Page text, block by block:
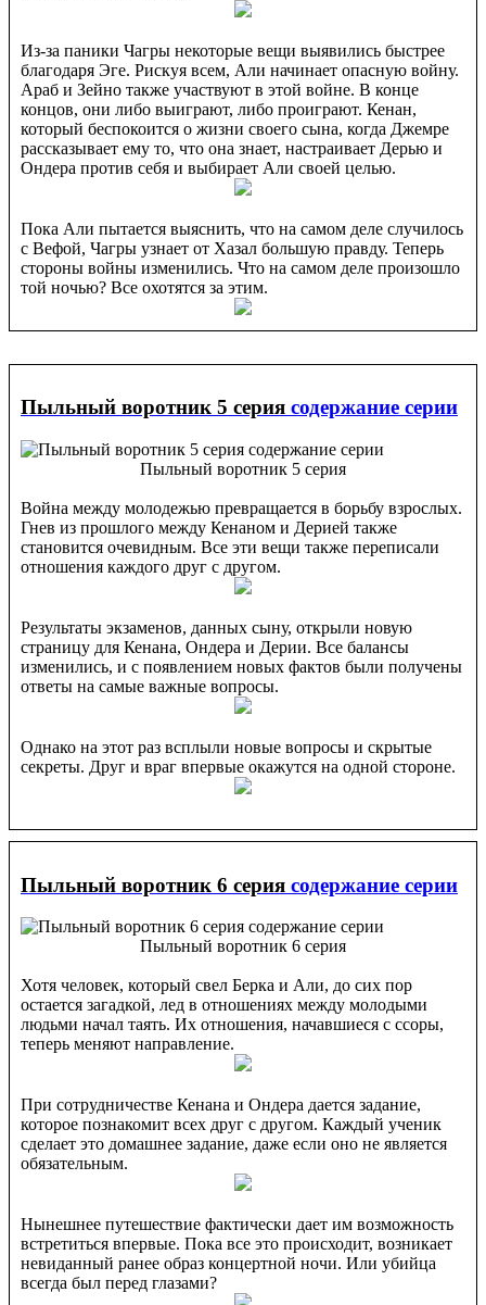
Из-за паники Чагры некоторые вещи выявились быстрее
благодаря Эге. Рискуя всем, Али начинает опасную войну.
Араб и Зейно также участвуют в этой войне. В конце
концов, они либо выиграют, либо проиграют. Кенан,
который беспокоится о жизни своего сына, когда Джемре
рассказывает ему то, что она знает, настраивает Дерью и
Ондера против себя и выбирает Али своей целью.
Пока Али пытается выяснить, что на самом деле случилось
с Вефой, Чагры узнает от Хазал большую правду. Теперь
стороны войны изменились. Что на самом деле произошло
той ночью? Все охотятся за этим.
Пыльный воротник 5 серия содержание серии
Пыльный воротник 5 серия
Война между молодежью превращается в борьбу взрослых.
Гнев из прошлого между Кенаном и Дерией также
становится очевидным. Все эти вещи также переписали
отношения каждого друг с другом.
Результаты экзаменов, данных сыну, открыли новую
страницу для Кенана, Ондера и Дерии. Все балансы
изменились, и с появлением новых фактов были получены
ответы на самые важные вопросы.
Однако на этот раз всплыли новые вопросы и скрытые
секреты. Друг и враг впервые окажутся на одной стороне.
Пыльный воротник 6 серия содержание серии
Пыльный воротник 6 серия
Хотя человек, который свел Берка и Али, до сих пор
остается загадкой, лед в отношениях между молодыми
людьми начал таять. Их отношения, начавшиеся с ссоры,
теперь меняют направление.
При сотрудничестве Кенана и Ондера дается задание,
которое познакомит всех друг с другом. Каждый ученик
сделает это домашнее задание, даже если оно не является
обязательным.
Нынешнее путешествие фактически дает им возможность
встретиться впервые. Пока все это происходит, возникает
невиданный ранее образ концертной ночи. Или убийца
всегда был перед глазами?